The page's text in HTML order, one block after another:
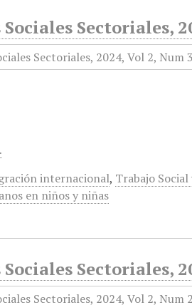
Sectoriales,
internacional, Trabajo
en niños y niñas
Sectoriales,